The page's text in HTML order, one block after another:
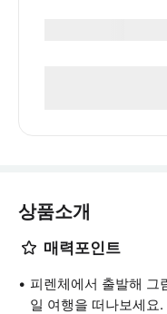
상품소개
매력포인트
피렌체에서 출발해 그
일 여행을 떠나보세요